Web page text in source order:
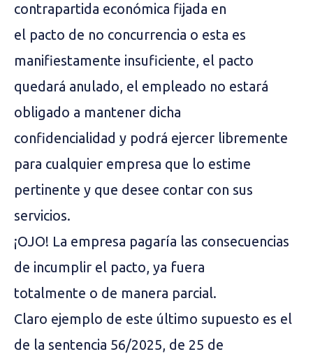
contrapartida económica fijada en
el pacto de no concurrencia o esta es
manifiestamente insuficiente, el pacto
quedará anulado, el empleado no estará
obligado a mantener dicha
confidencialidad y podrá ejercer libremente
para cualquier empresa que lo estime
pertinente y que desee contar con sus
servicios.
¡OJO! La empresa pagaría las consecuencias
de incumplir el pacto, ya fuera
totalmente o de manera parcial.
Claro ejemplo de este último supuesto es el
de la sentencia 56/2025, de 25 de